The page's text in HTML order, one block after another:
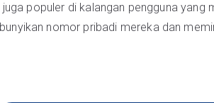
populer di kalangan pengguna yang
nomor pribadi mereka dan